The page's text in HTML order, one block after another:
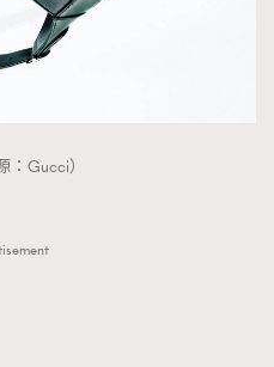
：Gucci）